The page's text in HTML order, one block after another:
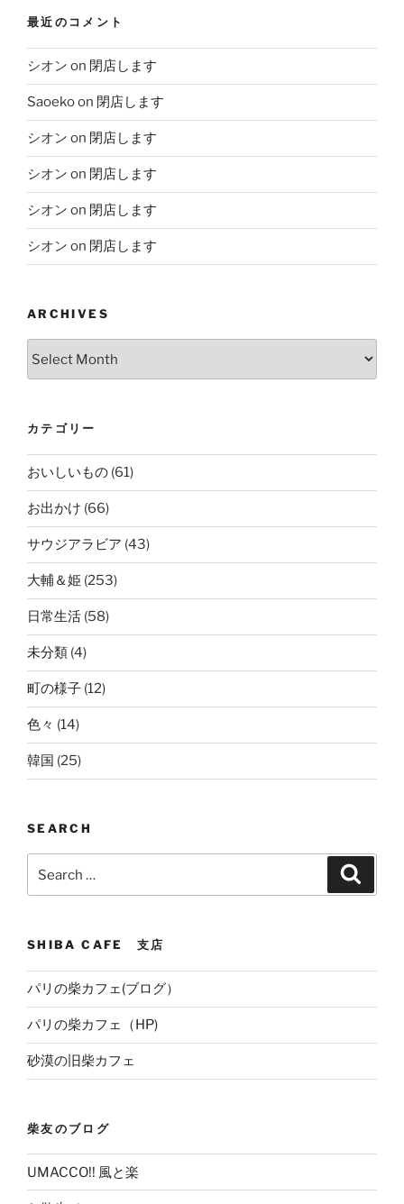
最近のコメント
シオン on 閉店します
Saoekoon 閉店します
シオン on 閉店します
シオン on 閉店します
シオン on 閉店します
シオン on 閉店します
ARCHIVES
カテゴリー
おいしいもの (61)
お出かけ (66)
サウジアラビア (43)
大輔＆姫 (253)
日常生活 (58)
未分類 (4)
町の様子 (12)
色々 (14)
韓国 (25)
SEARCH
SHIBA CAFE 支店
パリの柴カフェ(ブログ）
パリの柴カフェ（HP)
砂漠の旧柴カフェ
柴友のブログ
UMACCO!! 風と楽